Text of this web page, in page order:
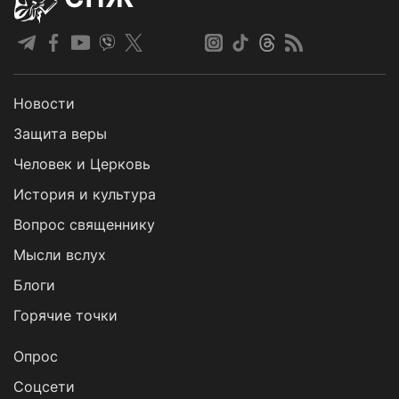
Новости
Защита веры
Человек и Церковь
История и культура
Вопрос священнику
Мысли вслух
Блоги
Горячие точки
Опрос
Cоцсети